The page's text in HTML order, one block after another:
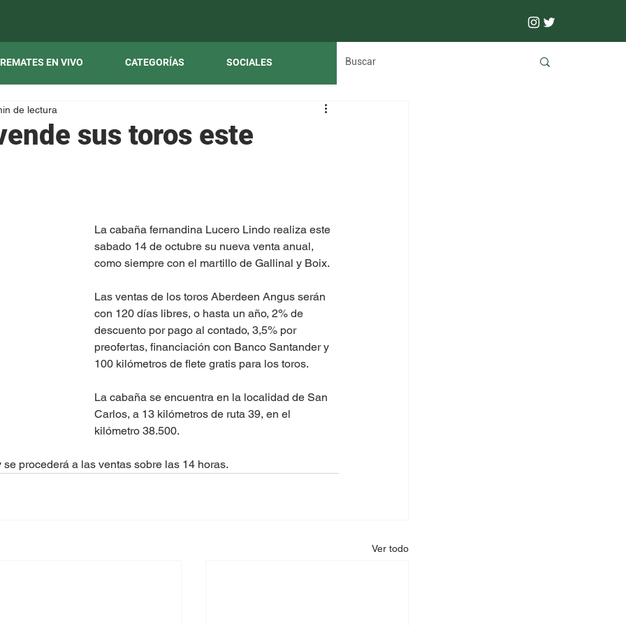
REMATES EN VIVO CATEGORÍAS SOCIALES
sus toros este
de lectura
La cabaña fernandina Lucero Lindo realiza este
sabado 14 de octubre su nueva venta anual,
como siempre con el martillo de Gallinal y Boix.
Las ventas de los toros Aberdeen Angus serán
con 120 días libres, o hasta un año, 2% de
descuento por pago al contado, 3,5% por
preofertas, financiación con Banco Santander y
100 kilómetros de flete gratis para los toros.
La cabaña se encuentra en la localidad de San
Carlos, a 13 kilómetros de ruta 39, en el
kilómetro 38.500.
procederá a las ventas sobre las 14 horas.
Ver todo